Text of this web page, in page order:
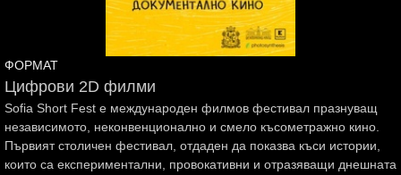
ФОРМАТ
Цифрови 2D филми
Sofia Short Fest е международен филмов фестивал празнуващ
независимото, неконвенционално и смело късометражно кино.
Първият столичен фестивал, отдаден да показва къси истории,
които са експериментални, провокативни и отразяващи днешната